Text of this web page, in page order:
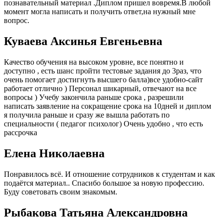
познавательный материал .Диплом пришел вовремя.В любой
момент могла написать и получить ответ,на нужный мне
вопрос.
Куваева Аксинья Евгеньевна
Качество обучения на высоком уровне, все понятно и
доступно , есть шанс пройти тестовые задания до 3раз, что
очень помогает достигнуть высшего балла)все удобно-сайт
работает отлично ) Персонал шикарный, отвечают на все
вопросы ) Учебу закончила раньше срока , разрешили
написать заявление на сокращение срока на 10дней и диплом
я получила раньше и сразу же вышла работать по
специальности ( педагог психолог) Очень удобно , что есть
рассрочка
Елена Николаевна
Понравилось всё. И отношение сотрудников к студентам и как
подаётся материал.. Спасибо большое за новую профессию.
Буду советовать своим знакомым.
Рыбакова Татьяна Александровна